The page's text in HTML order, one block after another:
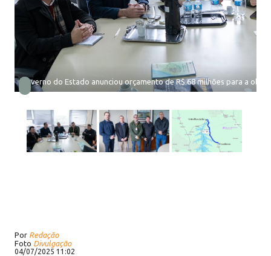
Governo do Estado anunciou orçamento de R$ 68 milhões para a obra
Por Redação
Foto Divulgação
04/07/2025 11:02